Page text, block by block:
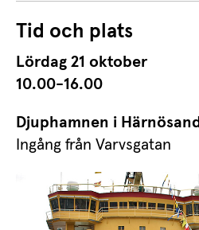
Tid och plats
Lördag 21 oktober
10.00-16.00
Djuphamnen i Härnösand
Ingång från Varvsgatan